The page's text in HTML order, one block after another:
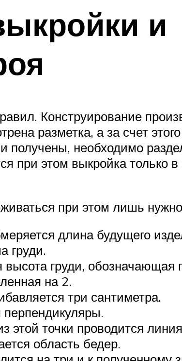
и
Конструирование
разметка, а за счет
получены, необходимо
при этом выкройка только
при этом лишь
длина будущего
груди.
груди, обозначающая
на 2.
три сантиметра.
перпендикуляры.
точки проводится
область бедер.